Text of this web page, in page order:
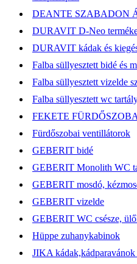
DEANTE SZABADON
DURAVIT D-Neo
DURAVIT kádak és
Falba süllyesztett bidé és
Falba süllyesztett vizelde
Falba süllyesztett wc
FEKETE
Fürdőszobai ventillátorok
GEBERIT bidé
GEBERIT Monolith WC
GEBERIT mosdó,
GEBERIT vizelde
GEBERIT WC csésze,
Hüppe zuhanykabinok
JIKA kádak,kádparavánok